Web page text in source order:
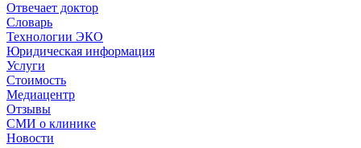
Отвечает доктор
Словарь
Технологии ЭКО
Юридическая информация
Услуги
Стоимость
Медиацентр
Отзывы
СМИ о клинике
Новости